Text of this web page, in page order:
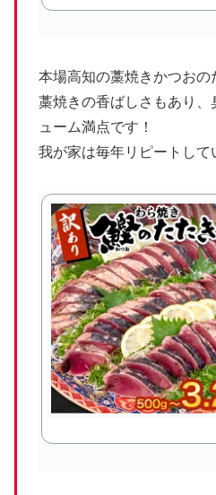
本場高知の藁焼きかつおの
藁焼きの香ばしさもあり、
ューム満点です！
我が家は毎年リピートして